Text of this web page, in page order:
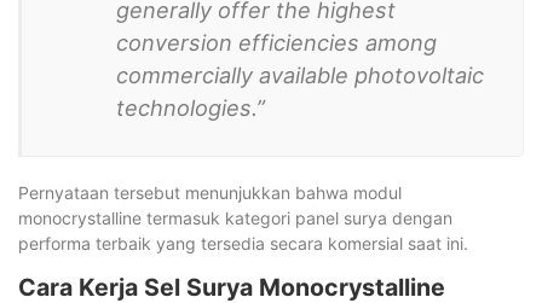
generally offer the highest
conversion efficiencies among
commercially available photovoltaic
technologies.”
Pernyataan tersebut menunjukkan bahwa modul
monocrystalline termasuk kategori panel surya dengan
performa terbaik yang tersedia secara komersial saat ini.
Cara Kerja Sel Surya Monocrystalline